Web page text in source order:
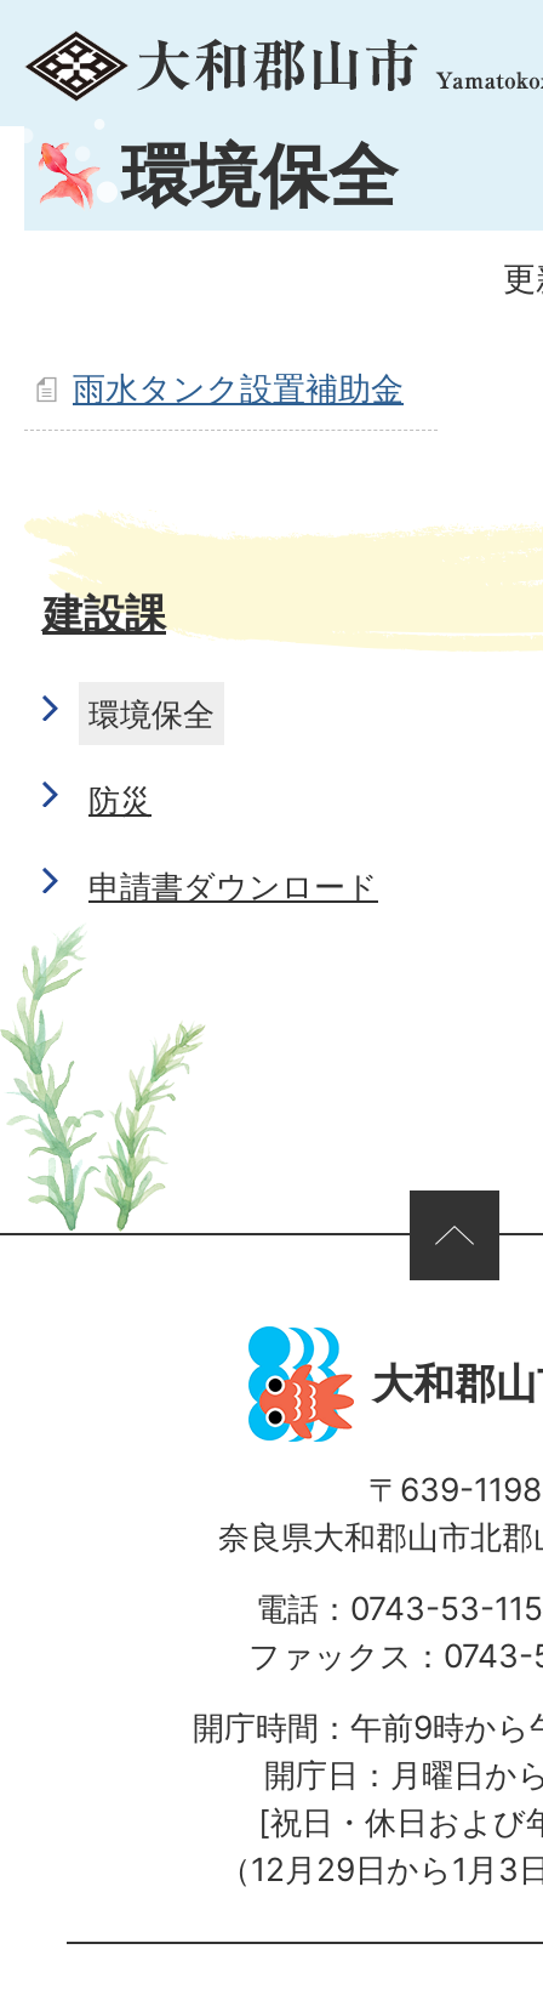
menu
環境保全
雨水タンク設置補助金
建設課
環境保全
防災
申請書ダウンロード
ページの先頭へ
大和郡
〒639-1198
奈良県大和郡山市北
電話：0743-53-
ファックス：
開庁時間：午前9時か
開庁日：月曜日か
[祝日・休日および
（12月29日から1月3